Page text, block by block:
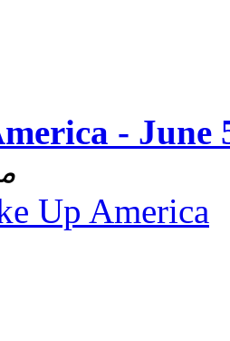
- June
Up America